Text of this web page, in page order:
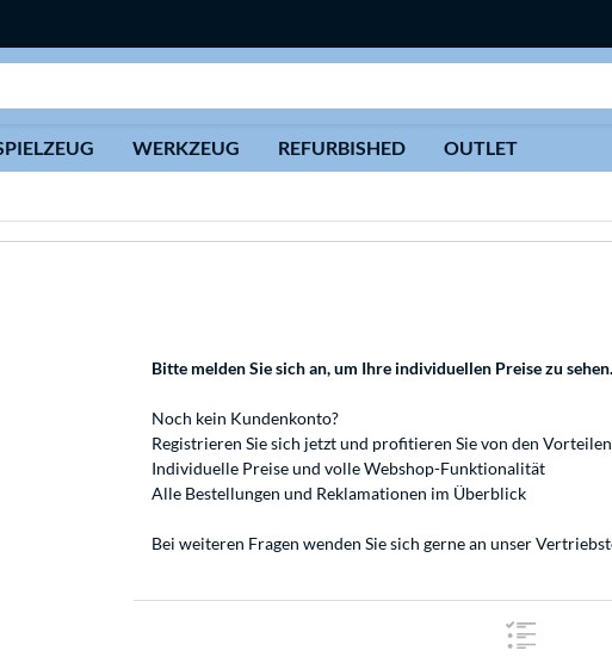
WERKZEUG REFURBISHED OUTLET
Bitte melden Sie sich an, um Ihre individuellen Preise zu sehen.
Noch kein Kundenkonto?
Registrieren Sie sich jetzt und profitieren Sie von den
Individuelle Preise und volle Webshop-Funktionalität
Alle Bestellungen und Reklamationen im Überblick
Bei weiteren Fragen wenden Sie sich gerne an unser